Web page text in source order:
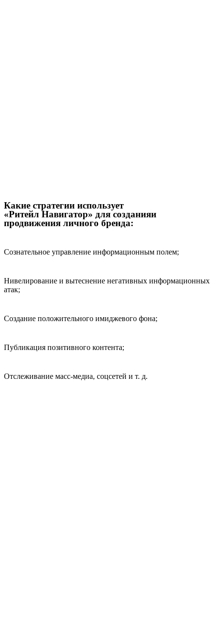
Какие стратегии использует
«Ритейл Навигатор» для созданияи
продвижения личного бренда:
Сознательное управление информационным полем;
Нивелирование и вытеснение негативных информационных
атак;
Создание положительного имиджевого фона;
Публикация позитивного контента;
Отслеживание масс-медиа, соцсетей и т. д.